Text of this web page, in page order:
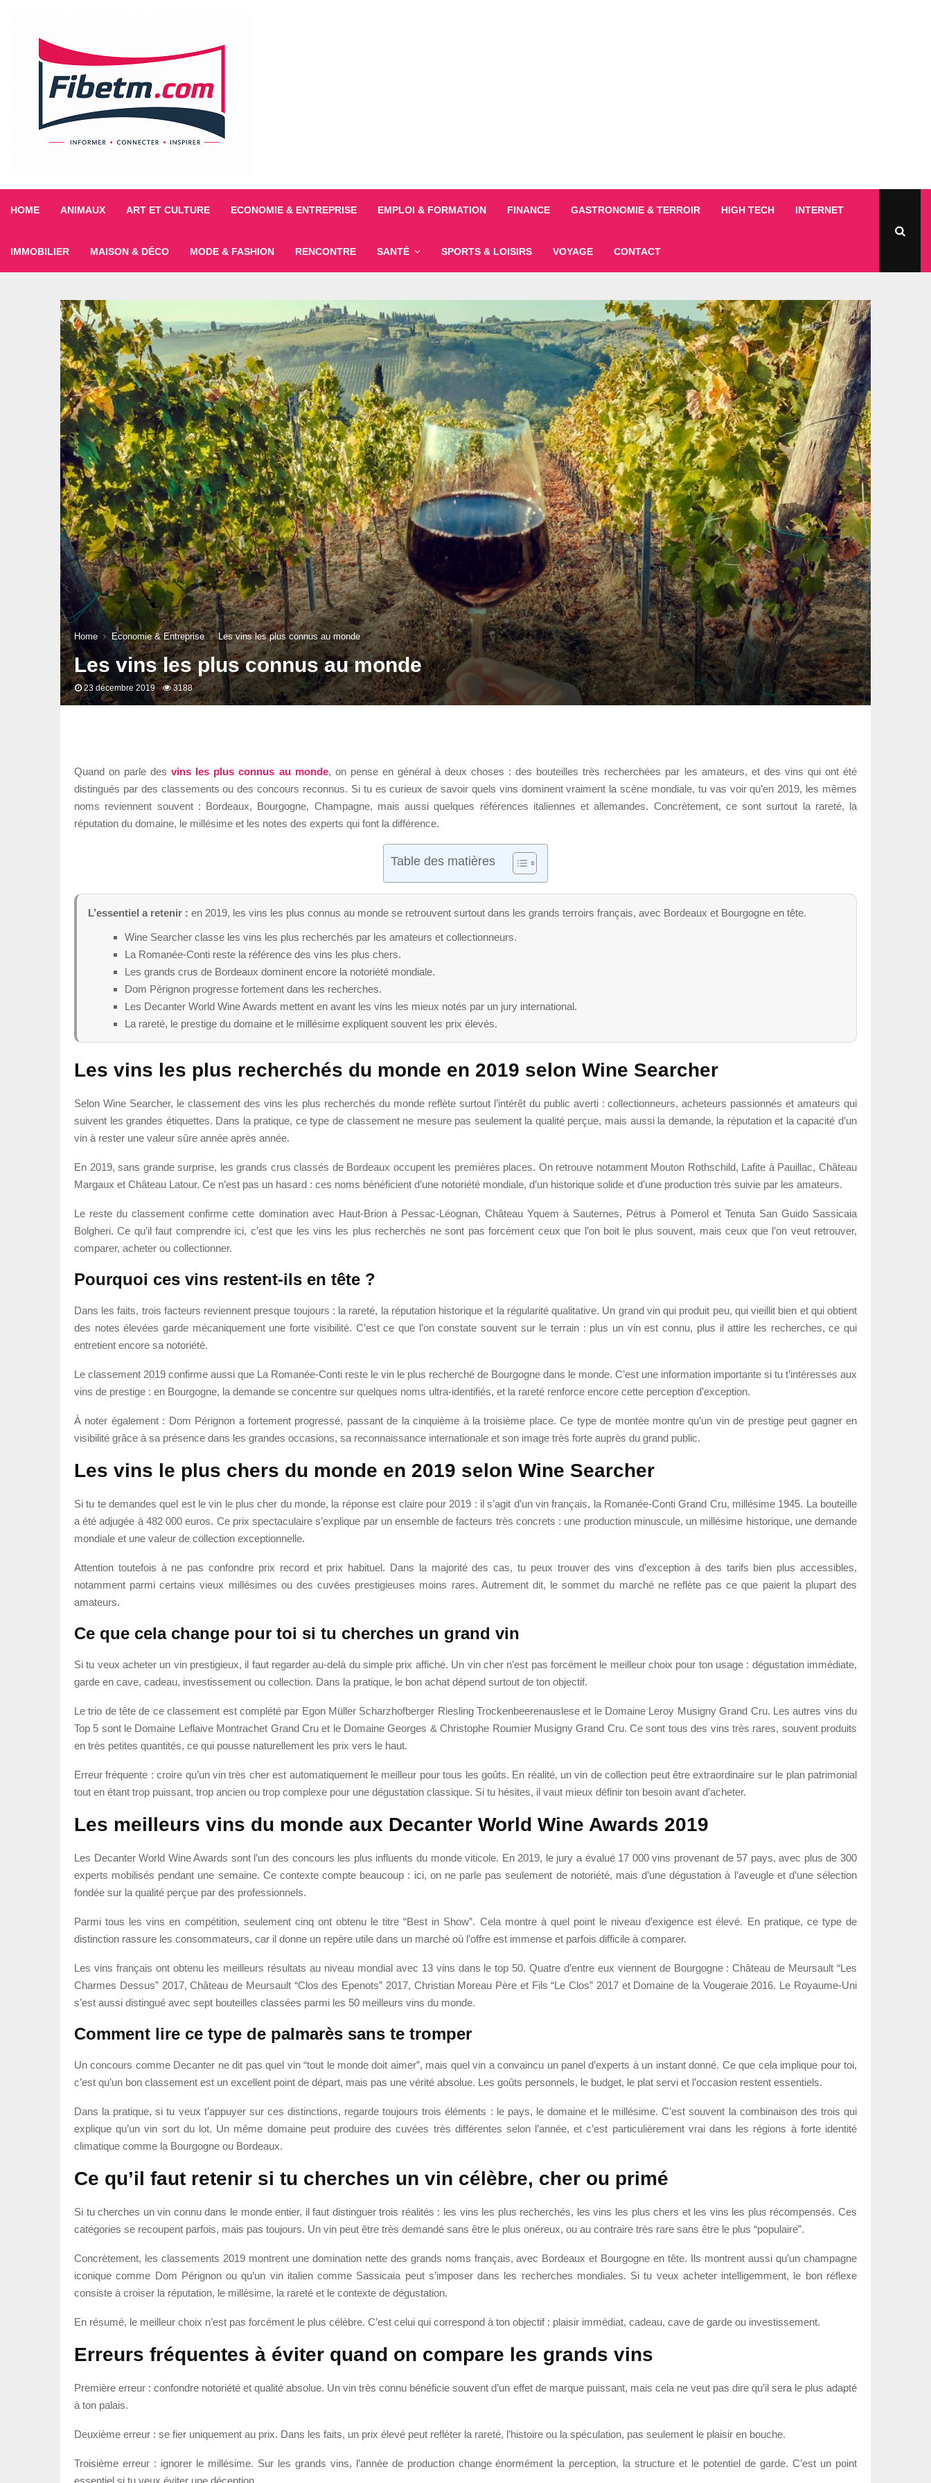
HOME ANIMAUX ART ET CULTURE ECONOMIE & ENTREPRISE EMPLOI & FORMATION FINANCE GASTRONOMIE & TERROIR HIGH TECH INTERNET
IMMOBILIER MAISON & DÉCO MODE & FASHION RENCONTRE SANTÉ SPORTS & LOISIRS VOYAGE CONTACT
Home Economie & Entreprise Les vins les plus connus au monde
Les vins les plus connus au monde
23 décembre 2019 3188
Quand on parle desvins les plus connus au monde, on pense en général à deux choses : des bouteilles très recherchées par les amateurs, et des vins qui ont été
distingués par des classements ou des concours reconnus. Si tu es curieux de savoir quels vins dominent vraiment la scène mondiale, tu vas voir qu’en 2019, les mêmes
noms reviennent souvent : Bordeaux, Bourgogne, Champagne, mais aussi quelques références italiennes et allemandes. Concrètement, ce sont surtout la rareté, la
réputation du domaine, le millésime et les notes des experts qui font la différence.
Table des matières
L’essentiel a retenir : en 2019, les vins les plus connus au monde se retrouvent surtout dans les grands terroirs français, avec Bordeaux et Bourgogne en tête.
Wine Searcher classe les vins les plus recherchés par les amateurs et collectionneurs.
La Romanée-Conti reste la référence des vins les plus chers.
Les grands crus de Bordeaux dominent encore la notoriété mondiale.
Dom Pérignon progresse fortement dans les recherches.
Les Decanter World Wine Awards mettent en avant les vins les mieux notés par un jury international.
La rareté, le prestige du domaine et le millésime expliquent souvent les prix élevés.
Les vins les plus recherchés du monde en 2019 selon Wine Searcher
Selon Wine Searcher, le classement des vins les plus recherchés du monde reflète surtout l’intérêt du public averti : collectionneurs, acheteurs passionnés et amateurs qui
suivent les grandes étiquettes. Dans la pratique, ce type de classement ne mesure pas seulement la qualité perçue, mais aussi la demande, la réputation et la capacité d’un
vin à rester une valeur sûre année après année.
En 2019, sans grande surprise, les grands crus classés de Bordeaux occupent les premières places. On retrouve notamment Mouton Rothschild, Lafite à Pauillac, Château
Margaux et Château Latour. Ce n’est pas un hasard : ces noms bénéficient d’une notoriété mondiale, d’un historique solide et d’une production très suivie par les amateurs.
Le reste du classement confirme cette domination avec Haut-Brion à Pessac-Léognan, Château Yquem à Sauternes, Pétrus à Pomerol et Tenuta San Guido Sassicaia
Bolgheri. Ce qu’il faut comprendre ici, c’est que les vins les plus recherchés ne sont pas forcément ceux que l’on boit le plus souvent, mais ceux que l’on veut retrouver,
comparer, acheter ou collectionner.
Pourquoi ces vins restent-ils en tête ?
Dans les faits, trois facteurs reviennent presque toujours : la rareté, la réputation historique et la régularité qualitative. Un grand vin qui produit peu, qui vieillit bien et qui obtient
des notes élevées garde mécaniquement une forte visibilité. C’est ce que l’on constate souvent sur le terrain : plus un vin est connu, plus il attire les recherches, ce qui
entretient encore sa notoriété.
Le classement 2019 confirme aussi que La Romanée-Conti reste le vin le plus recherché de Bourgogne dans le monde. C’est une information importante si tu t’intéresses aux
vins de prestige : en Bourgogne, la demande se concentre sur quelques noms ultra-identifiés, et la rareté renforce encore cette perception d’exception.
À noter également : Dom Pérignon a fortement progressé, passant de la cinquième à la troisième place. Ce type de montée montre qu’un vin de prestige peut gagner en
visibilité grâce à sa présence dans les grandes occasions, sa reconnaissance internationale et son image très forte auprès du grand public.
Les vins le plus chers du monde en 2019 selon Wine Searcher
Si tu te demandes quel est le vin le plus cher du monde, la réponse est claire pour 2019 : il s’agit d’un vin français, la Romanée-Conti Grand Cru, millésime 1945. La bouteille
a été adjugée à 482 000 euros. Ce prix spectaculaire s’explique par un ensemble de facteurs très concrets : une production minuscule, un millésime historique, une demande
mondiale et une valeur de collection exceptionnelle.
Attention toutefois à ne pas confondre prix record et prix habituel. Dans la majorité des cas, tu peux trouver des vins d’exception à des tarifs bien plus accessibles,
notamment parmi certains vieux millésimes ou des cuvées prestigieuses moins rares. Autrement dit, le sommet du marché ne reflète pas ce que paient la plupart des
amateurs.
Ce que cela change pour toi si tu cherches un grand vin
Si tu veux acheter un vin prestigieux, il faut regarder au-delà du simple prix affiché. Un vin cher n’est pas forcément le meilleur choix pour ton usage : dégustation immédiate,
garde en cave, cadeau, investissement ou collection. Dans la pratique, le bon achat dépend surtout de ton objectif.
Le trio de tête de ce classement est complété par Egon Müller Scharzhofberger Riesling Trockenbeerenauslese et le Domaine Leroy Musigny Grand Cru. Les autres vins du
Top 5 sont le Domaine Leflaive Montrachet Grand Cru et le Domaine Georges & Christophe Roumier Musigny Grand Cru. Ce sont tous des vins très rares, souvent produits
en très petites quantités, ce qui pousse naturellement les prix vers le haut.
Erreur fréquente : croire qu’un vin très cher est automatiquement le meilleur pour tous les goûts. En réalité, un vin de collection peut être extraordinaire sur le plan patrimonial
tout en étant trop puissant, trop ancien ou trop complexe pour une dégustation classique. Si tu hésites, il vaut mieux définir ton besoin avant d’acheter.
Les meilleurs vins du monde aux Decanter World Wine Awards 2019
Les Decanter World Wine Awards sont l’un des concours les plus influents du monde viticole. En 2019, le jury a évalué 17 000 vins provenant de 57 pays, avec plus de 300
experts mobilisés pendant une semaine. Ce contexte compte beaucoup : ici, on ne parle pas seulement de notoriété, mais d’une dégustation à l’aveugle et d’une sélection
fondée sur la qualité perçue par des professionnels.
Parmi tous les vins en compétition, seulement cinq ont obtenu le titre “Best in Show”. Cela montre à quel point le niveau d’exigence est élevé. En pratique, ce type de
distinction rassure les consommateurs, car il donne un repère utile dans un marché où l’offre est immense et parfois difficile à comparer.
Les vins français ont obtenu les meilleurs résultats au niveau mondial avec 13 vins dans le top 50. Quatre d’entre eux viennent de Bourgogne : Château de Meursault “Les
Charmes Dessus” 2017, Château de Meursault “Clos des Epenots” 2017, Christian Moreau Père et Fils “Le Clos” 2017 et Domaine de la Vougeraie 2016. Le Royaume-Uni
s’est aussi distingué avec sept bouteilles classées parmi les 50 meilleurs vins du monde.
Comment lire ce type de palmarès sans te tromper
Un concours comme Decanter ne dit pas quel vin “tout le monde doit aimer”, mais quel vin a convaincu un panel d’experts à un instant donné. Ce que cela implique pour toi,
c’est qu’un bon classement est un excellent point de départ, mais pas une vérité absolue. Les goûts personnels, le budget, le plat servi et l’occasion restent essentiels.
Dans la pratique, si tu veux t’appuyer sur ces distinctions, regarde toujours trois éléments : le pays, le domaine et le millésime. C’est souvent la combinaison des trois qui
explique qu’un vin sort du lot. Un même domaine peut produire des cuvées très différentes selon l’année, et c’est particulièrement vrai dans les régions à forte identité
climatique comme la Bourgogne ou Bordeaux.
Ce qu’il faut retenir si tu cherches un vin célèbre, cher ou primé
Si tu cherches un vin connu dans le monde entier, il faut distinguer trois réalités : les vins les plus recherchés, les vins les plus chers et les vins les plus récompensés. Ces
catégories se recoupent parfois, mais pas toujours. Un vin peut être très demandé sans être le plus onéreux, ou au contraire très rare sans être le plus “populaire”.
Concrètement, les classements 2019 montrent une domination nette des grands noms français, avec Bordeaux et Bourgogne en tête. Ils montrent aussi qu’un champagne
iconique comme Dom Pérignon ou qu’un vin italien comme Sassicaia peut s’imposer dans les recherches mondiales. Si tu veux acheter intelligemment, le bon réflexe
consiste à croiser la réputation, le millésime, la rareté et le contexte de dégustation.
En résumé, le meilleur choix n’est pas forcément le plus célèbre. C’est celui qui correspond à ton objectif : plaisir immédiat, cadeau, cave de garde ou investissement.
Erreurs fréquentes à éviter quand on compare les grands vins
Première erreur : confondre notoriété et qualité absolue. Un vin très connu bénéficie souvent d’un effet de marque puissant, mais cela ne veut pas dire qu’il sera le plus adapté
à ton palais.
Deuxième erreur : se fier uniquement au prix. Dans les faits, un prix élevé peut refléter la rareté, l’histoire ou la spéculation, pas seulement le plaisir en bouche.
Troisième erreur : ignorer le millésime. Sur les grands vins, l’année de production change énormément la perception, la structure et le potentiel de garde. C’est un point
essentiel si tu veux éviter une déception.